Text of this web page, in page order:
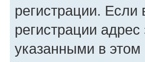
регистрации.
регистрации
указанными в